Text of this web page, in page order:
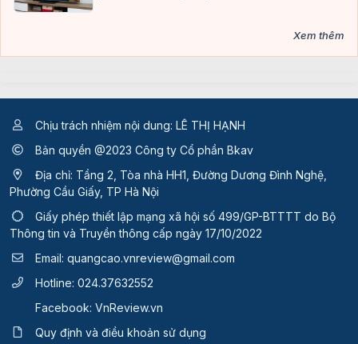
Xem thêm
Chịu trách nhiệm nội dung: LÊ THỊ HẠNH
Bản quyền @2023 Công ty Cổ phần Bkav
Địa chỉ: Tầng 2, Tòa nhà HH1, Đường Dương Đình Nghệ,
Phường Cầu Giấy, TP Hà Nội
Giấy phép thiết lập mạng xã hội số 499/GP-BTTTT do Bộ
Thông tin và Truyền thông cấp ngày 17/10/2022
Email: quangcao.vnreview@gmail.com
Hotline: 024.37632552
Facebook: VnReview.vn
Quy định và điều khoản sử dụng